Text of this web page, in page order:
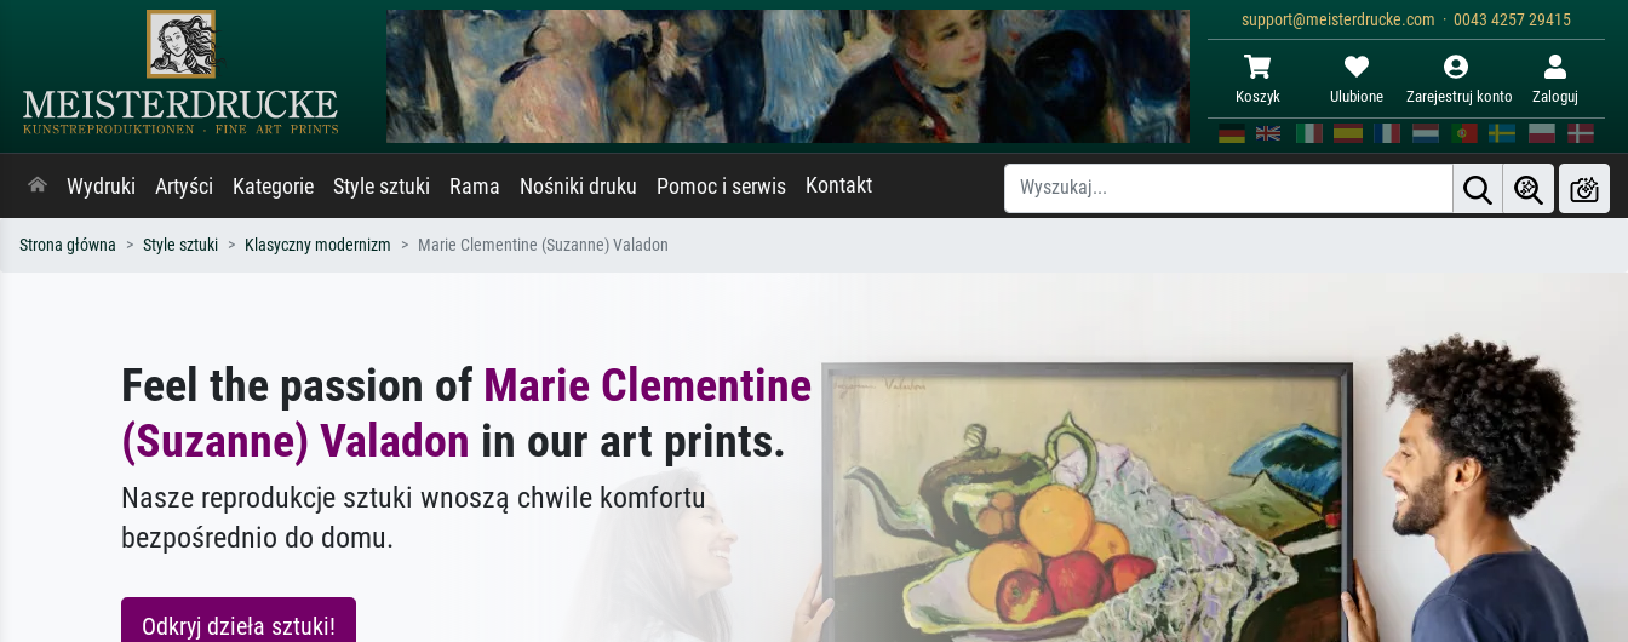
support@meisterdrucke.com · 0043 4257 29415
Koszyk Ulubione Zarejestruj konto Zaloguj
Wydruki Artyści Kategorie Style sztuki Rama Nośniki druku Pomoc i serwis Kontakt
Strona główna Style sztuki Klasyczny modernizm Marie Clementine (Suzanne) Valadon
Feel the passion of Marie Clementine
(Suzanne) Valadon in our art prints.
Nasze reprodukcje sztuki wnoszą chwile komfortu
bezpośrednio do domu.
Odkryj dzieła sztuki!